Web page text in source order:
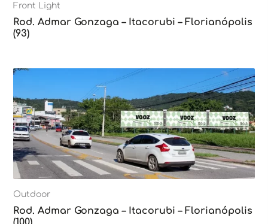
Front Light
Rod. Admar Gonzaga – Itacorubi – Florianópolis
(93)
Outdoor
Rod. Admar Gonzaga – Itacorubi – Florianópolis